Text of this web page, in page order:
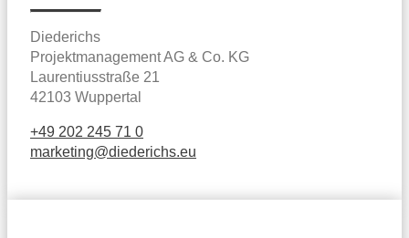
Diederichs
Projektmanagement AG & Co. KG
Laurentiusstraße 21
42103 Wuppertal
+49 202 245 71 0
marketing@diederichs.eu